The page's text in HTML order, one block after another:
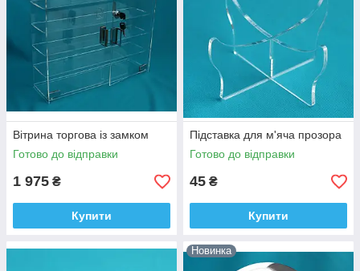
Вітрина торгова із замком
Готово до відправки
1 975 ₴
Купити
Підставка для м'яча прозора
Готово до відправки
45 ₴
Купити
Новинка